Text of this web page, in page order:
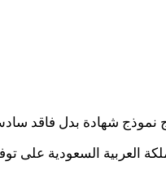
يعد من أشيع النماذج الحكوميّة طلباً وأكثرها
العربية السعودية على